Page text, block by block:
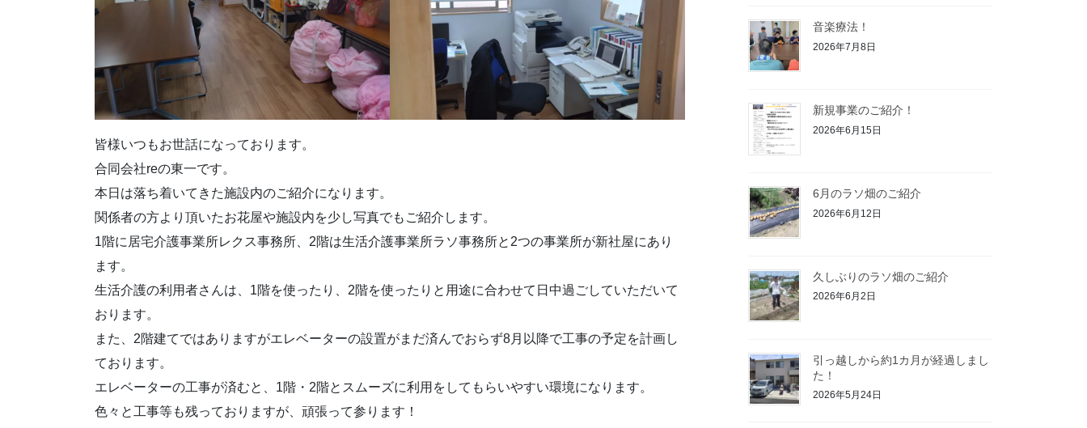
皆様いつもお世話になっております。
合同会社reの東一です。
本日は落ち着いてきた施設内のご紹介になります。
関係者の方より頂いたお花屋や施設内を少し写真でもご紹介します。
1階に居宅介護事業所レクス事務所、2階は生活介護事業所ラソ事務所と2つの事業所が新社屋にあり
ます。
生活介護の利用者さんは、1階を使ったり、2階を使ったりと用途に合わせて日中過ごしていただいて
おります。
また、2階建てではありますがエレベーターの設置がまだ済んでおらず8月以降で工事の予定を計画し
ております。
エレベーターの工事が済むと、1階・2階とスムーズに利用をしてもらいやすい環境になります。
色々と工事等も残っておりますが、頑張って参ります！
音楽療法！
2026年7月8日
新規事業のご紹介！
2026年6月15日
6月のラソ畑のご紹介
2026年6月12日
久しぶりのラソ畑のご紹介
2026年6月2日
引っ越しから約1カ月が経過しまし
た！
2026年5月24日